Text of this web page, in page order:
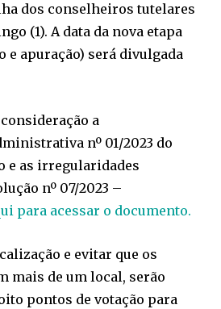
dos conselheiros tutelares
(1). A data da nova etapa
e apuração) será divulgada
a
nº 01/2023 do
e as irregularidades
nº 07/2023 –
para acessar o documento.
e evitar que os
mais de um local, serão
pontos de votação para